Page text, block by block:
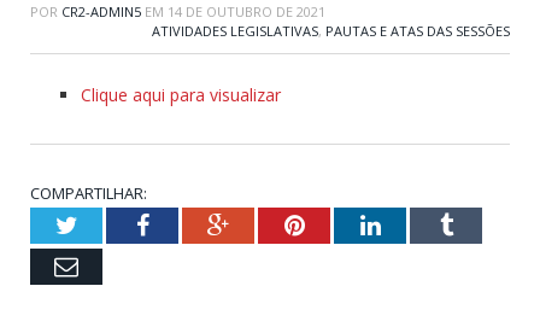
POR CR2-ADMIN5 EM 14 DE OUTUBRO DE 2021
ATIVIDADES LEGISLATIVAS, PAUTAS E ATAS DAS SESSÕES
Clique aqui para visualizar
COMPARTILHAR:
TwitterFacebookGoogle+PinterestLinkedInTumblr
Email